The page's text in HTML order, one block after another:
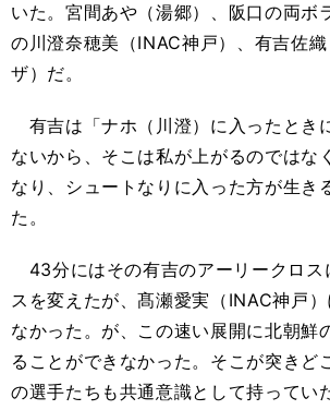
いた。宮間あや（湯郷）、阪口の両ボ
の川澄奈穂美（INAC神戸）、有吉佐
ザ）だ。
有吉は「ナホ（川澄）に入ったとき
ないから、そこは私が上がるのではな
なり、シュートなりに入った方が生き
た。
43分にはその有吉のアーリークロス
スを変えたが、髙瀬愛実（INAC神戸
なかった。が、この速い展開に北朝鮮
ることができなかった。そこが突きど
の選手たちも共通意識として持ってい